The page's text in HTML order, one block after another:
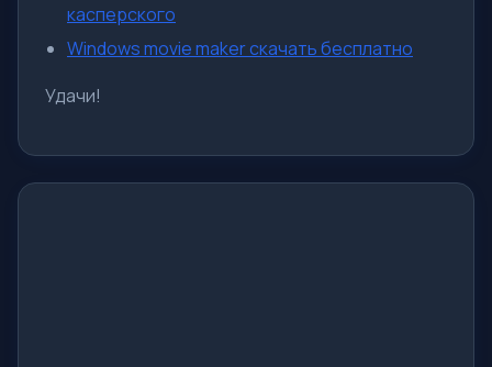
касперского
Windows movie maker скачать бесплатно
Удачи!